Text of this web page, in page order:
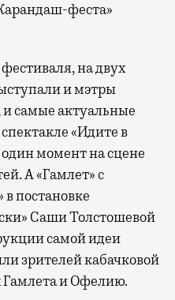
феста»
фестиваля, на двух
и мэтры
самые актуальные
«Идите в
один момент на сцене
А «Гамлет» с
в постановке
Саши Толстошевой
самой идеи
зрителей кабачковой
Гамлета и Офелию.